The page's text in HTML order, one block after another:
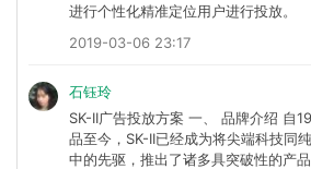
进行个性化精准定位用户进行投放。
2019-03-06 23:17
石钰玲
SK-II广告投放方案 一、 品牌介绍 自
品至今，SK-II已经成为将尖端科技同
中的先驱，推出了诸多具突破性的产